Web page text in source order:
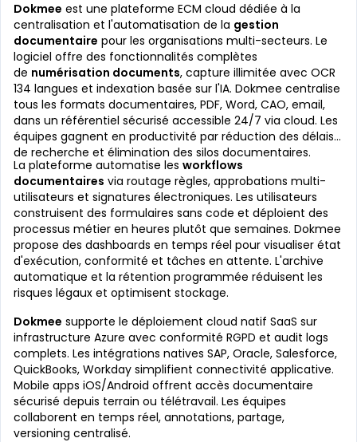
Dokmee est une plateforme ECM cloud dédiée à la
centralisation et l'automatisation de la gestion
documentaire pour les organisations multi-secteurs. Le
logiciel offre des fonctionnalités complètes
de numérisation documents, capture illimitée avec OCR
134 langues et indexation basée sur l'IA. Dokmee centralise
tous les formats documentaires, PDF, Word, CAO, email,
dans un référentiel sécurisé accessible 24/7 via cloud. Les
équipes gagnent en productivité par réduction des délais
de recherche et élimination des silos documentaires.
La plateforme automatise les workflows
documentaires via routage règles, approbations multi-
utilisateurs et signatures électroniques. Les utilisateurs
construisent des formulaires sans code et déploient des
processus métier en heures plutôt que semaines. Dokmee
propose des dashboards en temps réel pour visualiser état
d'exécution, conformité et tâches en attente. L'archive
automatique et la rétention programmée réduisent les
risques légaux et optimisent stockage.
Dokmee supporte le déploiement cloud natif SaaS sur
infrastructure Azure avec conformité RGPD et audit logs
complets. Les intégrations natives SAP, Oracle, Salesforce,
QuickBooks, Workday simplifient connectivité applicative.
Mobile apps iOS/Android offrent accès documentaire
sécurisé depuis terrain ou télétravail. Les équipes
collaborent en temps réel, annotations, partage,
versioning centralisé.